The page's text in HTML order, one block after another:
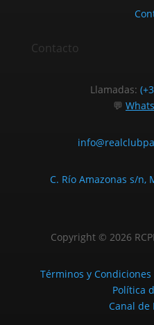
Contacto
Llamadas:
💬
C. Río Amazonas s/n,
Copyright © 2026
Términos y Condiciones
Política
Canal de